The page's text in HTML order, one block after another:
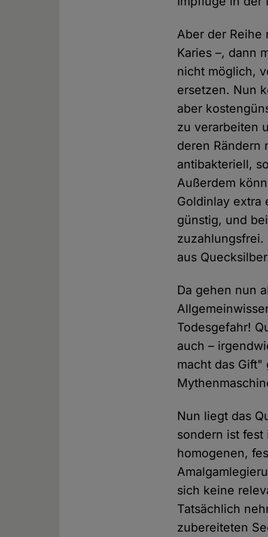
Aber der Reihe
Karies –, dann
nicht möglich,
ersetzen. Nun
aber
zu verarbeiten
deren Rändern
antibakteriell,
Außerdem
Goldinlay extra
günstig, und
zuzahlungsfrei.
aus
Da gehen nun
Todesgefahr!
auch –
macht das
Nun liegt das
sondern ist
homogenen,
sich keine
Tatsächlich
zubereiteten